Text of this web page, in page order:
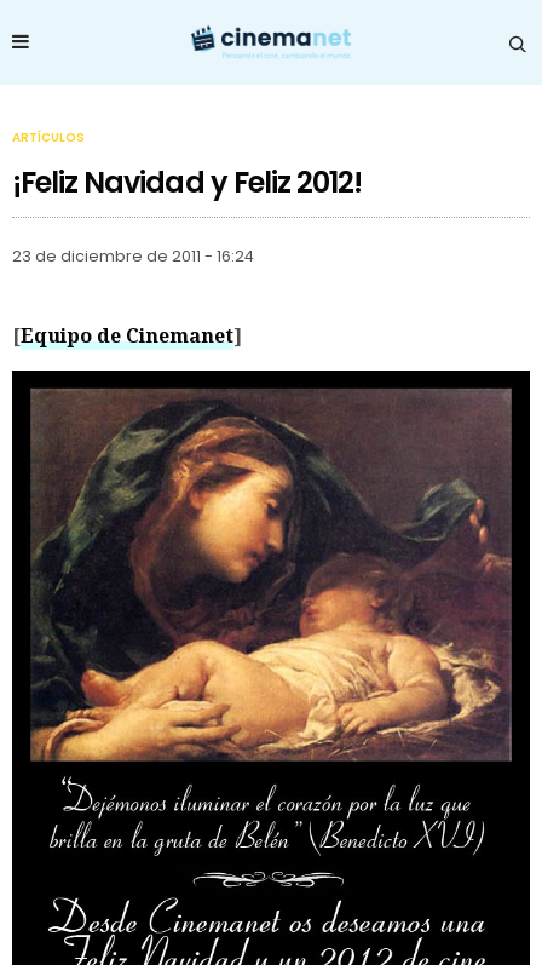
ARTÍCULOS
¡Feliz Navidad y Feliz 2012!
23 de diciembre de 2011 - 16:24
[Equipo de Cinemanet]